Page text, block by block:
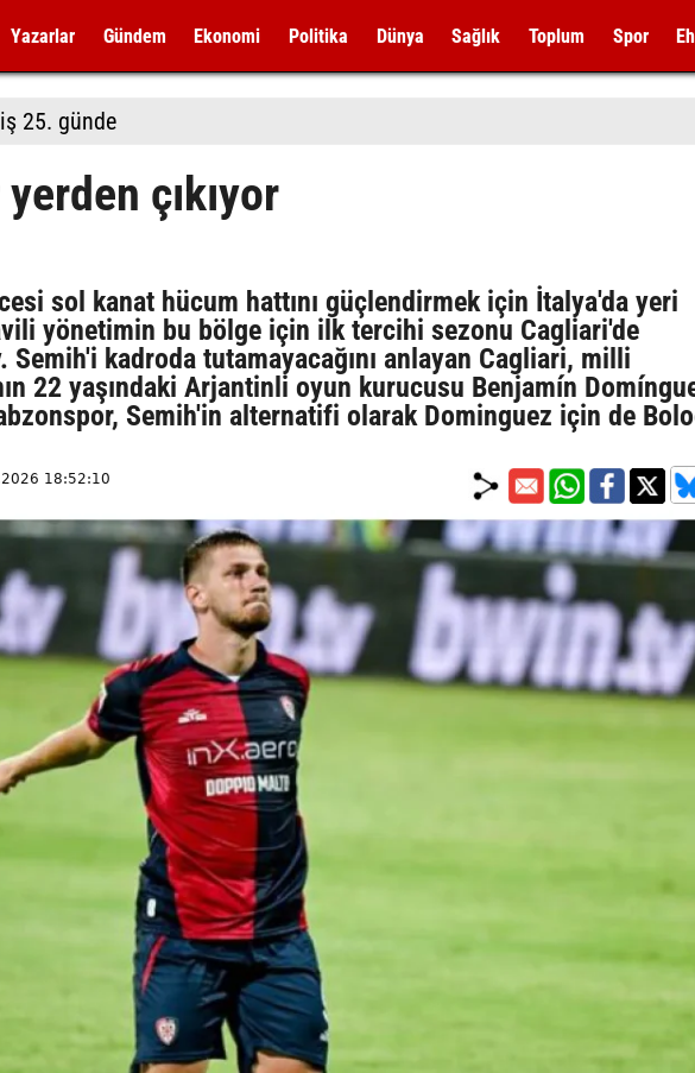
Yazarlar Gündem Ekonomi Politika Dünya Sağlık Toplum Spor
25. günde
çıkıyor
sol kanat hücum hattını güçlendirmek için İtalya'da yeri
yönetimin bu bölge için ilk tercihi sezonu Cagliari'de
Semih'i kadroda tutamayacağını anlayan Cagliari, milli
22 yaşındaki Arjantinli oyun kurucusu Benjamín
Semih'in alternatifi olarak Dominguez için de
18:52:10